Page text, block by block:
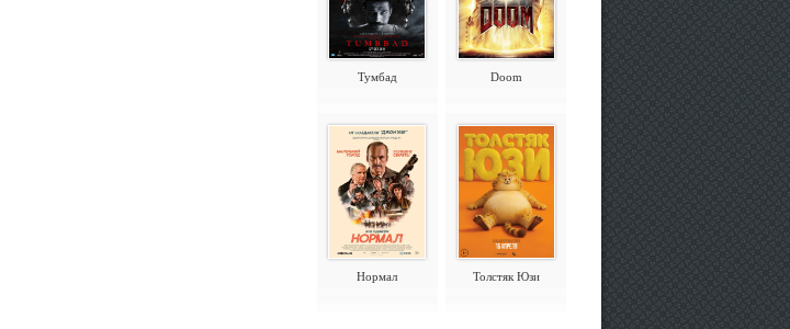
Тумбад Doom
Нормал Толстяк Юзи